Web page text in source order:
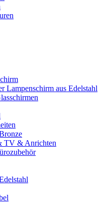
Lampenschirm aus Edelstahl
TV & Anrichten